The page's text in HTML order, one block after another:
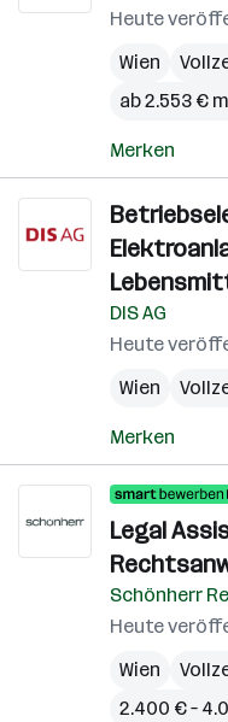
Heute
Wien
ab 2.553 €
Merken
DIS AG
Heute
Wien
Merken
Legal
Schönherr
Heute
Wien
2.400 € –